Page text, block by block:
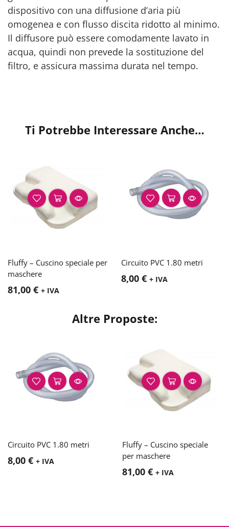
dispositivo con una diffusione d’aria più
omogenea e con flusso discita ridotto al minimo.
Il diffusore può essere comodamente lavato in
acqua, quindi non prevede la sostituzione del
filtro, e assicura massima durata nel tempo.
Ti Potrebbe Interessare Anche…
Fluffy – Cuscino speciale per
maschere
81,00 € + IVA
Circuito PVC 1.80 metri
8,00 € + IVA
Altre Proposte:
Circuito PVC 1.80 metri
8,00 € + IVA
Fluffy – Cuscino speciale
per maschere
81,00 € + IVA